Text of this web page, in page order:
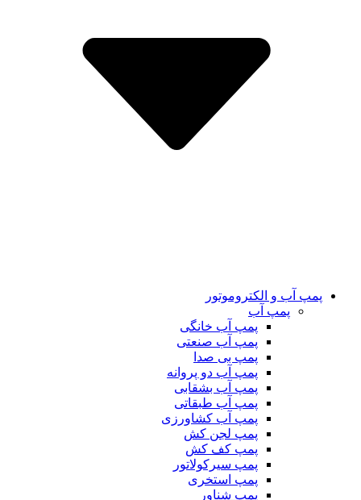
پمپ آب و الکتروموتور
پمپ آب
پمپ آب خانگی
پمپ آب صنعتی
پمپ بی صدا
پمپ آب دو پروانه
پمپ آب بشقابی
پمپ آب طبقاتی
پمپ آب کشاورزی
پمپ لجن کش
پمپ کف کش
پمپ سیرکولاتور
پمپ استخری
پمپ شناور